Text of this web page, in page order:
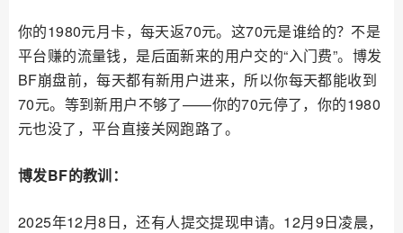
你的1980元月卡，每天返70元。这70元是谁给的？不是
平台赚的流量钱，是后面新来的用户交的“入门费”。博发
BF崩盘前，每天都有新用户进来，所以你每天都能收到
70元。等到新用户不够了——你的70元停了，你的1980
元也没了，平台直接关网跑路了。
博发BF的教训：
2025年12月8日，还有人提交提现申请。12月9日凌晨，